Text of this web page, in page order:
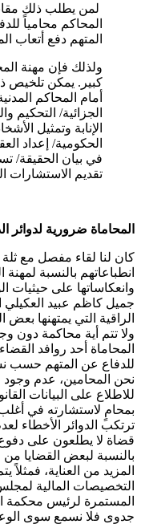
لمن يطلب ذلك
المحاكم محامياً
المتهم دفع أتعاب
ولذلك فإن مهنة
كبير. يمكن تلخيص
أمام المحاكم
الجزائية/
الإنابة وتمثيل
الحكومية/ إعداد
في بيان الحقيقة/
تقديم الاستشارات
المحاماة ضرورية لدوائر
كان لنا لقاء مفصل مع
انطباعاتهم بالنسبة
وانعكاساتها على حيثيات
جميل كاظم عبيد العكيلي
الراقية التي يمتهنها
ولا تتم أية محاكمة دون
المحاماة أحد روافد
للدفاع عن المتهم حسب
نحن المحامين، عدم
للاطلاع على البيانات
بمحامٍ لاستشارته في
ترتكب الدوائر الأخطاء
قضاة لا يطلعون على
بالنسبة لبعض القضايا من
المزيد من العناية،
التخصيصات المالية
المستمرة لرئيس محكمة
جدوى فلا نسمع سوى